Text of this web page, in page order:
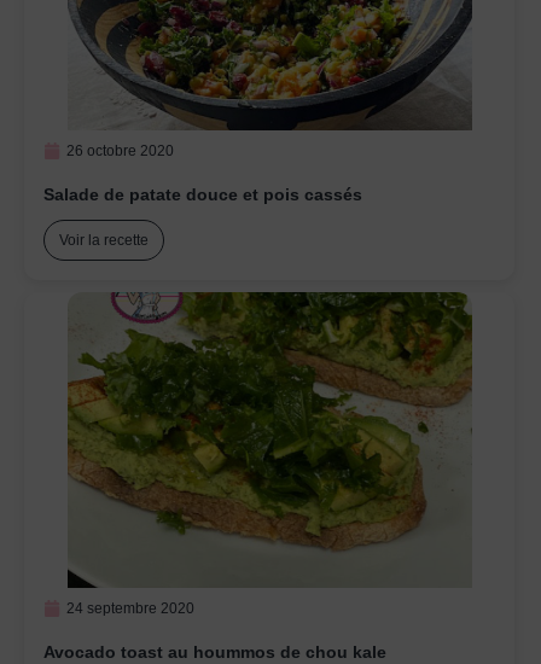
26 octobre 2020
Salade de patate douce et pois cassés
Voir la recette
24 septembre 2020
Avocado toast au hoummos de chou kale